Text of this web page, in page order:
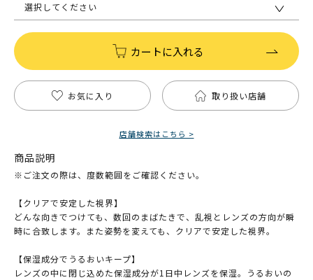
選択してください
カートに入れる
お気に入り 取り扱い店舗
店舗検索はこちら >
商品説明
※ご注文の際は、度数範囲をご確認ください。
【クリアで安定した視界】
どんな向きでつけても、数回のまばたきで、乱視とレンズの方向が瞬
時に合致します。また姿勢を変えても、クリアで安定した視界。
【保湿成分でうるおいキープ】
レンズの中に閉じ込めた保湿成分が1日中レンズを保湿。うるおいの